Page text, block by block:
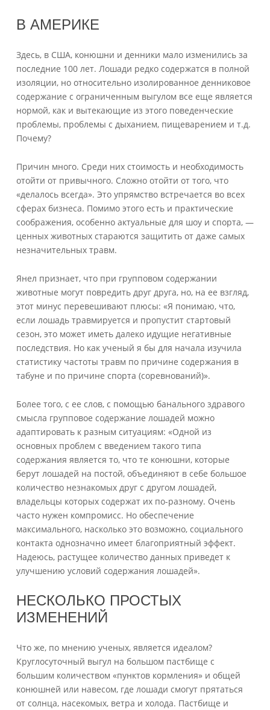
В АМЕРИКЕ
Здесь, в США, конюшни и денники мало изменились за
последние 100 лет. Лошади редко содержатся в полной
изоляции, но относительно изолированное денниковое
содержание с ограниченным выгулом все еще является
нормой, как и вытекающие из этого поведенческие
проблемы, проблемы с дыханием, пищеварением и т.д.
Почему?
Причин много. Среди них стоимость и необходимость
отойти от привычного. Сложно отойти от того, что
«делалось всегда». Это упрямство встречается во всех
сферах бизнеса. Помимо этого есть и практические
соображения, особенно актуальные для шоу и спорта, —
ценных животных стараются защитить от даже самых
незначительных травм.
Янел признает, что при групповом содержании
животные могут повредить друг друга, но, на ее взгляд,
этот минус перевешивают плюсы: «Я понимаю, что,
если лошадь травмируется и пропустит стартовый
сезон, это может иметь далеко идущие негативные
последствия. Но как ученый я бы для начала изучила
статистику частоты травм по причине содержания в
табуне и по причине спорта (соревнований)».
Более того, с ее слов, с помощью банального здравого
смысла групповое содержание лошадей можно
адаптировать к разным ситуациям: «Одной из
основных проблем с введением такого типа
содержания является то, что те конюшни, которые
берут лошадей на постой, объединяют в себе большое
количество незнакомых друг с другом лошадей,
владельцы которых содержат их по-разному. Очень
часто нужен компромисс. Но обеспечение
максимального, насколько это возможно, социального
контакта однозначно имеет благоприятный эффект.
Надеюсь, растущее количество данных приведет к
улучшению условий содержания лошадей».
НЕСКОЛЬКО ПРОСТЫХ
ИЗМЕНЕНИЙ
Что же, по мнению ученых, является идеалом?
Круглосуточный выгул на большом пастбище с
большим количеством «пунктов кормления» и общей
конюшней или навесом, где лошади смогут прятаться
от солнца, насекомых, ветра и холода. Пастбище и